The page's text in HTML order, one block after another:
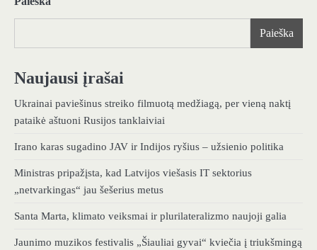
Paieška
Naujausi įrašai
Ukrainai paviešinus streiko filmuotą medžiagą, per vieną naktį
pataikė aštuoni Rusijos tanklaiviai
Irano karas sugadino JAV ir Indijos ryšius – užsienio politika
Ministras pripažįsta, kad Latvijos viešasis IT sektorius
„netvarkingas“ jau šešerius metus
Santa Marta, klimato veiksmai ir plurilateralizmo naujoji galia
Jaunimo muzikos festivalis „Šiauliai gyvai“ kviečia į triukšmingą